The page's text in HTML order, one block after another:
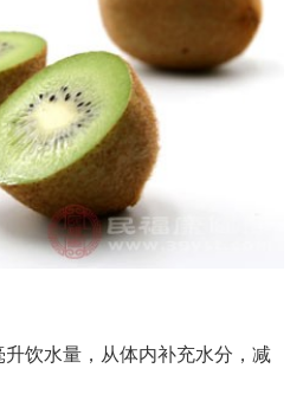
升饮水量，从体内补充水分，减